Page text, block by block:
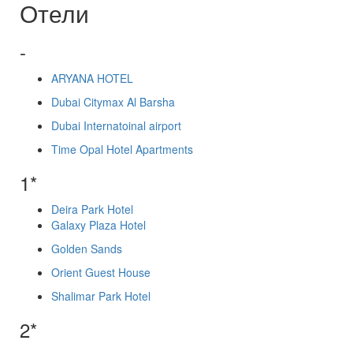
Отели
-
ARYANA HOTEL
Dubai Citymax Al Barsha
Dubai Internatoinal airport
Time Opal Hotel Apartments
1*
Deira Park Hotel
Galaxy Plaza Hotel
Golden Sands
Orient Guest House
Shalimar Park Hotel
2*